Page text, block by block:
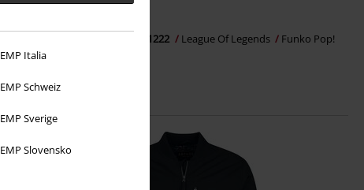
EMP Italia
EMP Schweiz
EMP Sverige
EMP Slovensko
K/DA Evelynn Vinyl Figurine 1222 League Of Legends Funko Pop!